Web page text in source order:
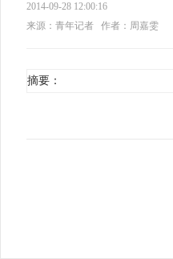
2014-09-28 12:00:16
来源：青年记者
作者：周嘉雯
摘要：